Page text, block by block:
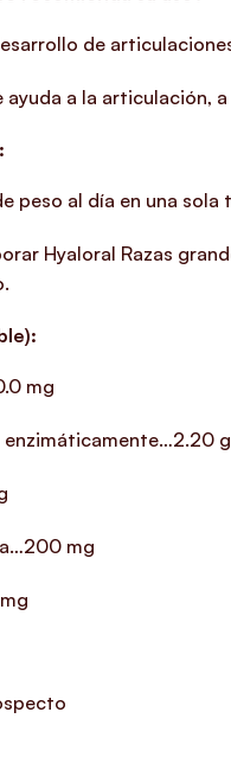
de
a la articulación,
peso al día en una
Hyaloral Razas
mg
g
mg